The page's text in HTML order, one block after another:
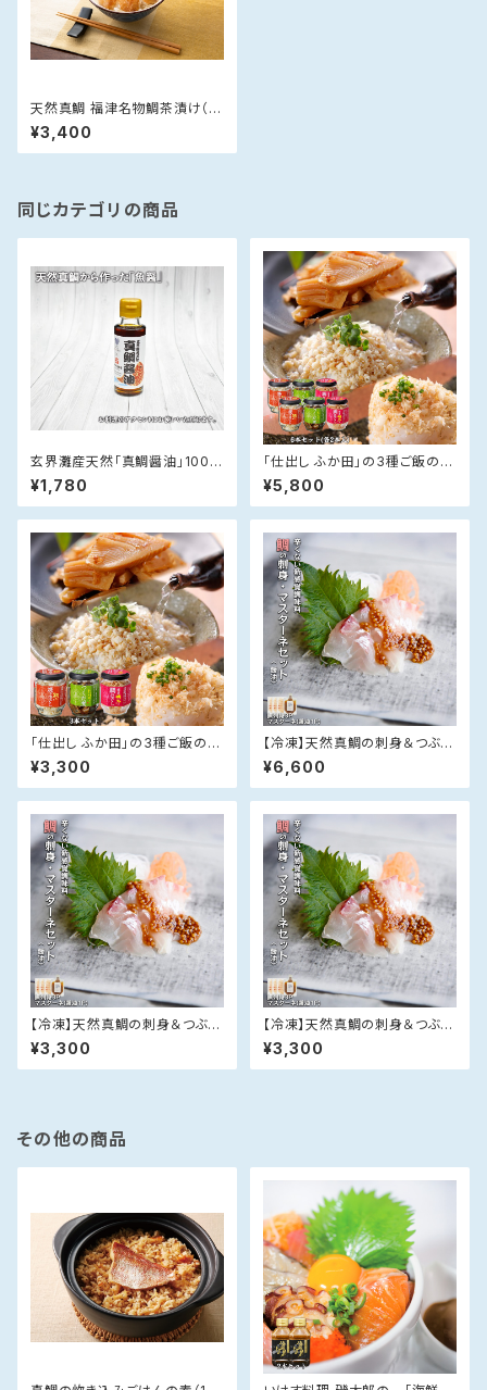
天然真鯛 福津名物鯛茶漬け（2
人前）
¥3,400
同じカテゴリの商品
玄界灘産天然「真鯛醤油」100m
l×1本 【送料無料】
¥1,780
「仕出し ふか田」の3種ご飯のお
供セット【各2本入】--送料無料-
-
¥5,800
「仕出し ふか田」の3種ご飯のお
供セット【各1本入】--送料無料-
-
¥3,300
【冷凍】天然真鯛の刺身＆つぶつ
ぶマスターネ食べ比べセット【醤
油・木桶醤油】
¥6,600
【冷凍】天然真鯛の刺身＆つぶつ
ぶマスターネセット【木桶醤油】
¥3,300
【冷凍】天然真鯛の刺身＆つぶつ
ぶマスターネセット【醤油】
¥3,300
その他の商品